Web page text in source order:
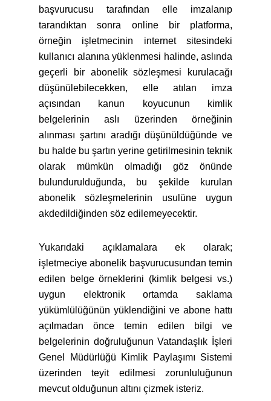
başvurucusu tarafından elle imzalanıp
tarandıktan sonra online bir platforma,
örneğin işletmecinin internet sitesindeki
kullanıcı alanına yüklenmesi halinde, aslında
geçerli bir abonelik sözleşmesi kurulacağı
düşünülebilecekken, elle atılan imza
açısından kanun koyucunun kimlik
belgelerinin aslı üzerinden örneğinin
alınması şartını aradığı düşünüldüğünde ve
bu halde bu şartın yerine getirilmesinin teknik
olarak mümkün olmadığı göz önünde
bulundurulduğunda, bu şekilde kurulan
abonelik sözleşmelerinin usulüne uygun
akdedildiğinden söz edilemeyecektir.
Yukarıdaki açıklamalara ek olarak;
işletmeciye abonelik başvurucusundan temin
edilen belge örneklerini (kimlik belgesi vs.)
uygun elektronik ortamda saklama
yükümlülüğünün yüklendiğini ve abone hattı
açılmadan önce temin edilen bilgi ve
belgelerinin doğruluğunun Vatandaşlık İşleri
Genel Müdürlüğü Kimlik Paylaşımı Sistemi
üzerinden teyit edilmesi zorunluluğunun
mevcut olduğunun altını çizmek isteriz.